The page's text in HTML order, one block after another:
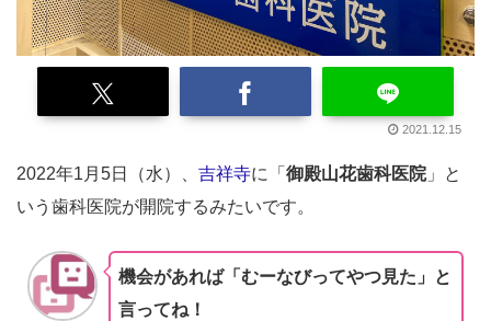
2021.12.15
2022年1月5日（水）、 吉祥寺に「 御殿山花歯科医院」と
いう歯科医院が開院するみたいです。
機会があれば「むーなびってやつ見た」と
言ってね！